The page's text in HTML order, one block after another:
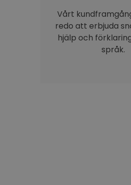
Vårt
redo att erbjuda
hjälp och
språk.